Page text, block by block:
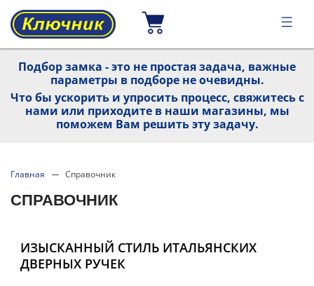
Подбор замка - это не простая задача, важные
параметры в подборе не очевидны.
Что бы ускорить и упросить процесс, свяжитесь с
нами или приходите в наши магазины, мы
поможем Вам решить эту задачу.
Главная Справочник
СПРАВОЧНИК
ИЗЫСКАННЫЙ СТИЛЬ ИТАЛЬЯНСКИХ
ДВЕРНЫХ РУЧЕК